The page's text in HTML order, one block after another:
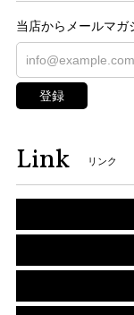
当店からメールマガ
登録
Link リンク